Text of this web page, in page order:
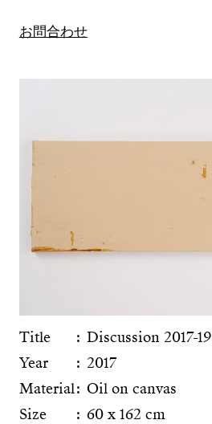
お問合わせ
Title
Discussion 2017-19
Year
2017
Material Oil on canvas
Size
60 x 162 cm